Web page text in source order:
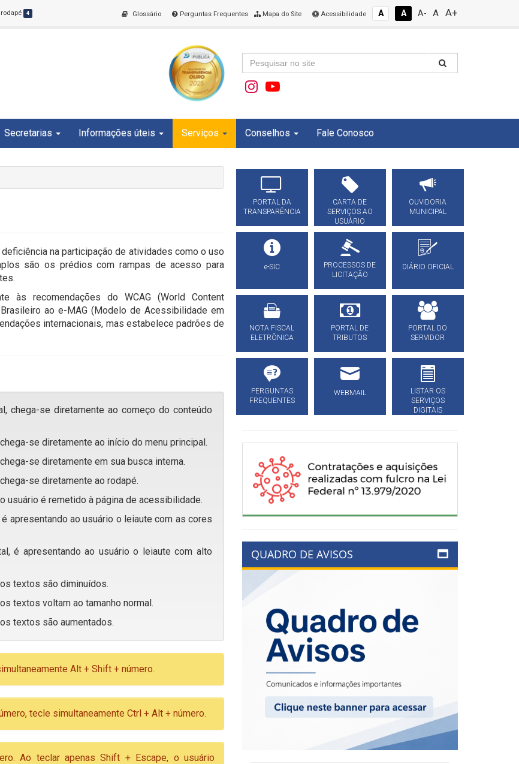
rodapé 4 Glossário Perguntas Frequentes Mapa do Site Acessibilidade A A A- A A+
Secretarias Informações úteis Serviços Conselhos Fale Conosco
na participação de atividades como o uso
são os prédios com rampas de acesso para
às recomendações do WCAG (World Content
ao e-MAG (Modelo de Acessibilidade em
internacionais, mas estabelece padrões de
chega-se diretamente ao começo do conteúdo
se diretamente ao início do menu principal.
se diretamente em sua busca interna.
se diretamente ao rodapé.
usuário é remetido à página de acessibilidade.
apresentando ao usuário o leiaute com as cores
é apresentando ao usuário o leiaute com alto
textos são diminuídos.
textos voltam ao tamanho normal.
textos são aumentados.
Alt + Shift + número.
tecle simultaneamente Ctrl + Alt + número.
Ao teclar apenas Shift + Escape, o usuário
PORTAL DA
TRANSPARÊNCIA
CARTA DE
SERVIÇOS AO
USUÁRIO
OUVIDORIA
MUNICIPAL
e-SIC
PROCESSOS DE
LICITAÇÃO
DIÁRIO OFICIAL
NOTA FISCAL
ELETRÔNICA
PORTAL DE
TRIBUTOS
PORTAL DO
SERVIDOR
PERGUNTAS
FREQUENTES
WEBMAIL
LISTAR OS
SERVIÇOS
DIGITAIS
QUADRO DE AVISOS